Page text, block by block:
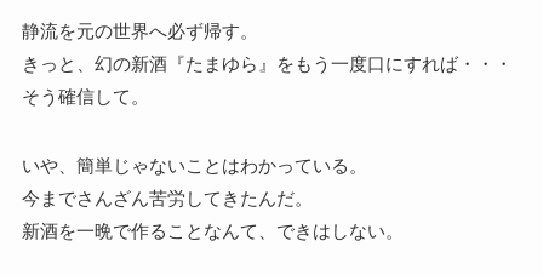
静流を元の世界へ必ず帰す。
きっと、幻の新酒『たまゆら』をもう一度口にすれば・・・
そう確信して。
いや、簡単じゃないことはわかっている。
今までさんざん苦労してきたんだ。
新酒を一晩で作ることなんて、できはしない。